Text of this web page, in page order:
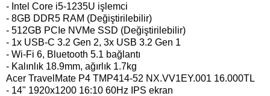
- Intel Core i5-1235U işlemci
- 8GB DDR5 RAM (Değiştirilebilir)
- 512GB PCIe NVMe SSD (Değiştirilebilir)
- 1x USB-C 3.2 Gen 2, 3x USB 3.2 Gen 1
- Wi-Fi 6, Bluetooth 5.1 bağlantı
- Kalınlık 18.9mm, ağırlık 1.7kg
Acer TravelMate P4 TMP414-52 NX.VV1EY.001 16.000TL
- 14" 1920x1200 16:10 60Hz IPS ekran